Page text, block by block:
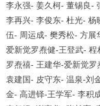
李永强- 姜久柯- 董锡良-
李再兴- 李俊东- 杜光- 杨
伍- 周运成- 樊秀松- 方展
爱新觉罗焘健-王登武- 程
罗焘禧- 王建华-爱新觉罗
袁建国- 皮守东- 温泉-刘
金- 高进铎-王学军- 李积